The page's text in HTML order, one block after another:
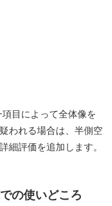
目によって全体像を
われる場合は、半側空
細評価を追加します。
の使いどころ